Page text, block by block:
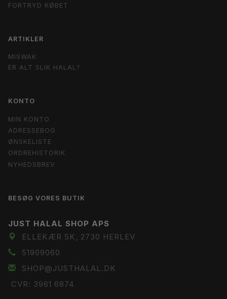
FORTRYD KØBET
ARTIKLER
MISWAK
ER ALT SLIK HALAL?
KONTO
MIN KONTO
ADRESSEBOG
ØNSKELISTE
ORDREHISTORIK
NYHEDSBREV
BESØG VORES BUTIK
JUST HALAL SHOP APS
ELLEKÆR 5K, 2730 HERLEV
51909060
SHOP@JUSTHALAL.DK
CVR: 3961 6874